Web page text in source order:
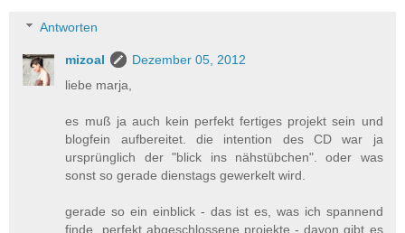
Antworten
mizoal
Dezember 05, 2012
liebe marja,
es muß ja auch kein perfekt fertiges projekt sein und
blogfein aufbereitet. die intention des CD war ja
ursprünglich der "blick ins nähstübchen". oder was
sonst so gerade dienstags gewerkelt wird.
gerade so ein einblick - das ist es, was ich spannend
finde. perfekt abgeschlossene projekte - davon gibt es